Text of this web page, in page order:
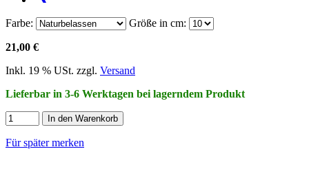
Farbe: Größe in cm:
21,00 €
Inkl. 19 % USt. zzgl. Versand
Lieferbar in 3-6 Werktagen bei lagerndem Produkt
In den Warenkorb
Für später merken